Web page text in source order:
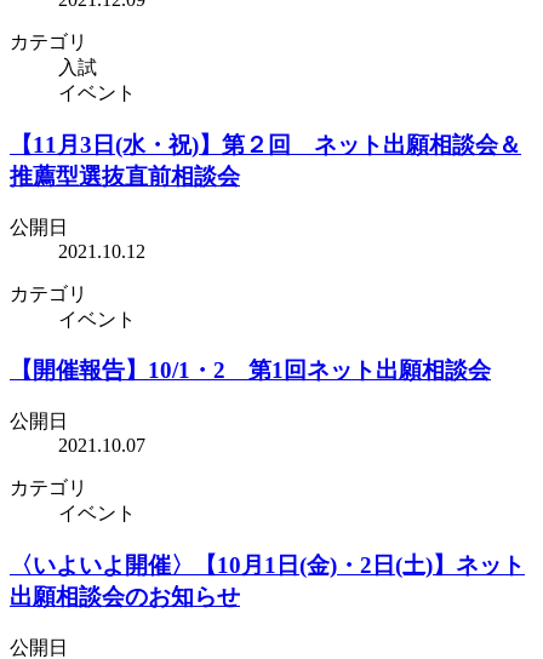
カテゴリ
入試
イベント
【11月3日(水・祝)】第２回 ネット出願相談会＆
推薦型選抜直前相談会
公開日
2021.10.12
カテゴリ
イベント
【開催報告】10/1・2 第1回ネット出願相談会
公開日
2021.10.07
カテゴリ
イベント
〈いよいよ開催〉【10月1日(金)・2日(土)】ネット
出願相談会のお知らせ
公開日